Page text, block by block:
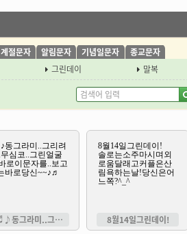
계절문자 알림문자 기념일문자
종교문자
그린데이 말복
♪♬♪동그라미..그리려다..무심코.. 8월14일그린데이!